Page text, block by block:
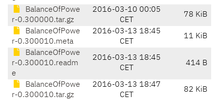
BalanceOfPowe
r-0.300000.tar.gz
2016-03-10 00:05
CET
78 KiB
BalanceOfPowe
r-0.300010.meta
2016-03-13 18:45
CET
11 KiB
BalanceOfPowe
r-0.300010.readm
e
2016-03-13 18:45
CET
414 B
BalanceOfPowe
r-0.300010.tar.gz
2016-03-13 18:47
CET
82 KiB